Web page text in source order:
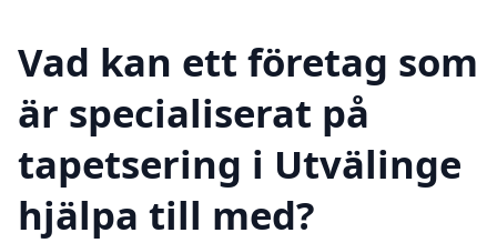
Vad kan ett företag som
är specialiserat på
tapetsering i Utvälinge
hjälpa till med?